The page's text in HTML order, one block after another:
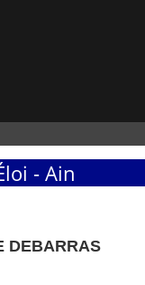
- Ain
DEBARRAS